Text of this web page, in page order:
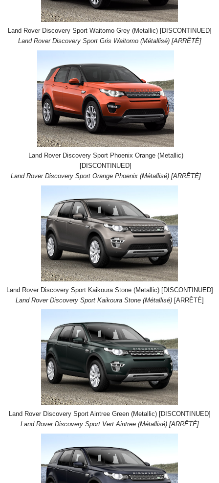
Land Rover Discovery Sport Waitomo Grey (Metallic) [DISCONTINUED]
Land Rover Discovery Sport Gris Waitomo (Métallisé) [ARRÊTÉ]
Land Rover Discovery Sport Phoenix Orange (Metallic)
[DISCONTINUED]
Land Rover Discovery Sport Orange Phoenix (Métallisé) [ARRÊTÉ]
Land Rover Discovery Sport Kaikoura Stone (Metallic) [DISCONTINUED]
Land Rover Discovery Sport Kaikoura Stone (Métallisé)[ARRÊTÉ]
Land Rover Discovery Sport Aintree Green (Metallic) [DISCONTINUED]
Land Rover Discovery Sport Vert Aintree (Métallisé) [ARRÊTÉ]